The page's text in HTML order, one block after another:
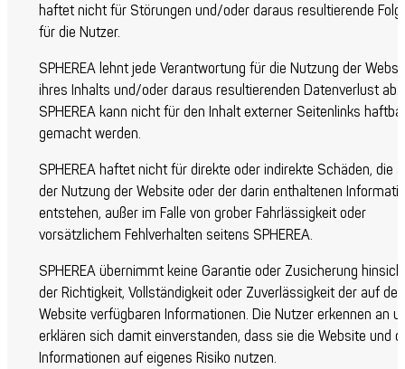
haftet nicht für Störungen und/oder daraus resultierende
für die Nutzer.
SPHEREA lehnt jede Verantwortung für die Nutzung der
ihres Inhalts und/oder daraus resultierenden Datenverlust ab.
SPHEREA kann nicht für den Inhalt externer Seitenlinks
gemacht werden.
SPHEREA haftet nicht für direkte oder indirekte Schäden, die
der Nutzung der Website oder der darin enthaltenen
entstehen, außer im Falle von grober Fahrlässigkeit oder
vorsätzlichem Fehlverhalten seitens SPHEREA.
SPHEREA übernimmt keine Garantie oder Zusicherung
der Richtigkeit, Vollständigkeit oder Zuverlässigkeit der auf der
Website verfügbaren Informationen. Die Nutzer erkennen an
erklären sich damit einverstanden, dass sie die Website und
Informationen auf eigenes Risiko nutzen.